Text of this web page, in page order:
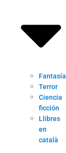
Fantasía
Terror
Ciencia
ficción
Llibres
en
català